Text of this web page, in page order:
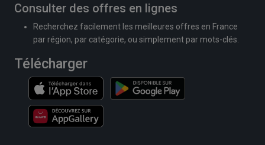
Consulter des offres en lignes
Recherchez facilement les meilleures offres en France
par région, par catégorie, ou simplement par mots-clés.
Télécharger